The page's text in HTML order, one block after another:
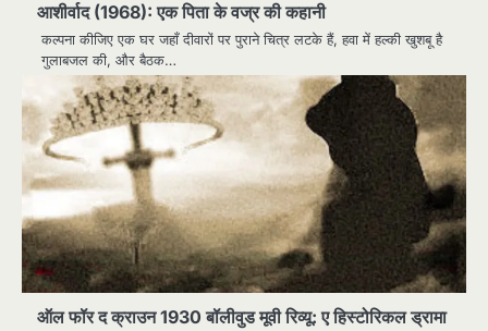
आशीर्वाद (1968): एक पिता के वज्र की कहानी
कल्पना कीजिए एक घर जहाँ दीवारों पर पुराने चित्र लटके हैं, हवा में हल्की खुशबू है
गुलाबजल की, और बैठक…
ऑल फॉर द क्राउन 1930 बॉलीवुड मूवी रिव्यू: ए हिस्टोरिकल ड्रामा